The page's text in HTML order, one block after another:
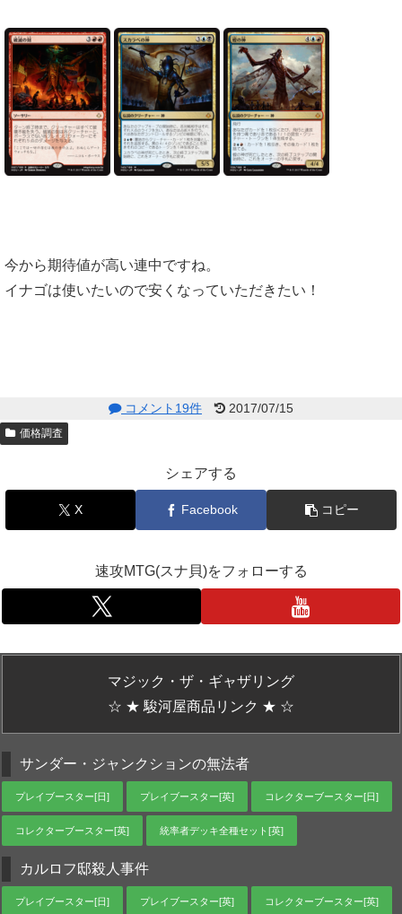
今から期待値が高い連中ですね。
イナゴは使いたいので安くなっていただきたい！
コメント19件 2017/07/15
価格調査
シェアする
X Facebook コピー
速攻MTG(スナ貝)をフォローする
マジック・ザ・ギャザリング
☆ ★ 駿河屋商品リンク ★ ☆
サンダー・ジャンクションの無法者
プレイブースター[日] プレイブースター[英] コレクターブースター[日]
コレクターブースター[英] 統率者デッキ全種セット[英]
カルロフ邸殺人事件
プレイブースター[日] プレイブースター[英] コレクターブースター[英]